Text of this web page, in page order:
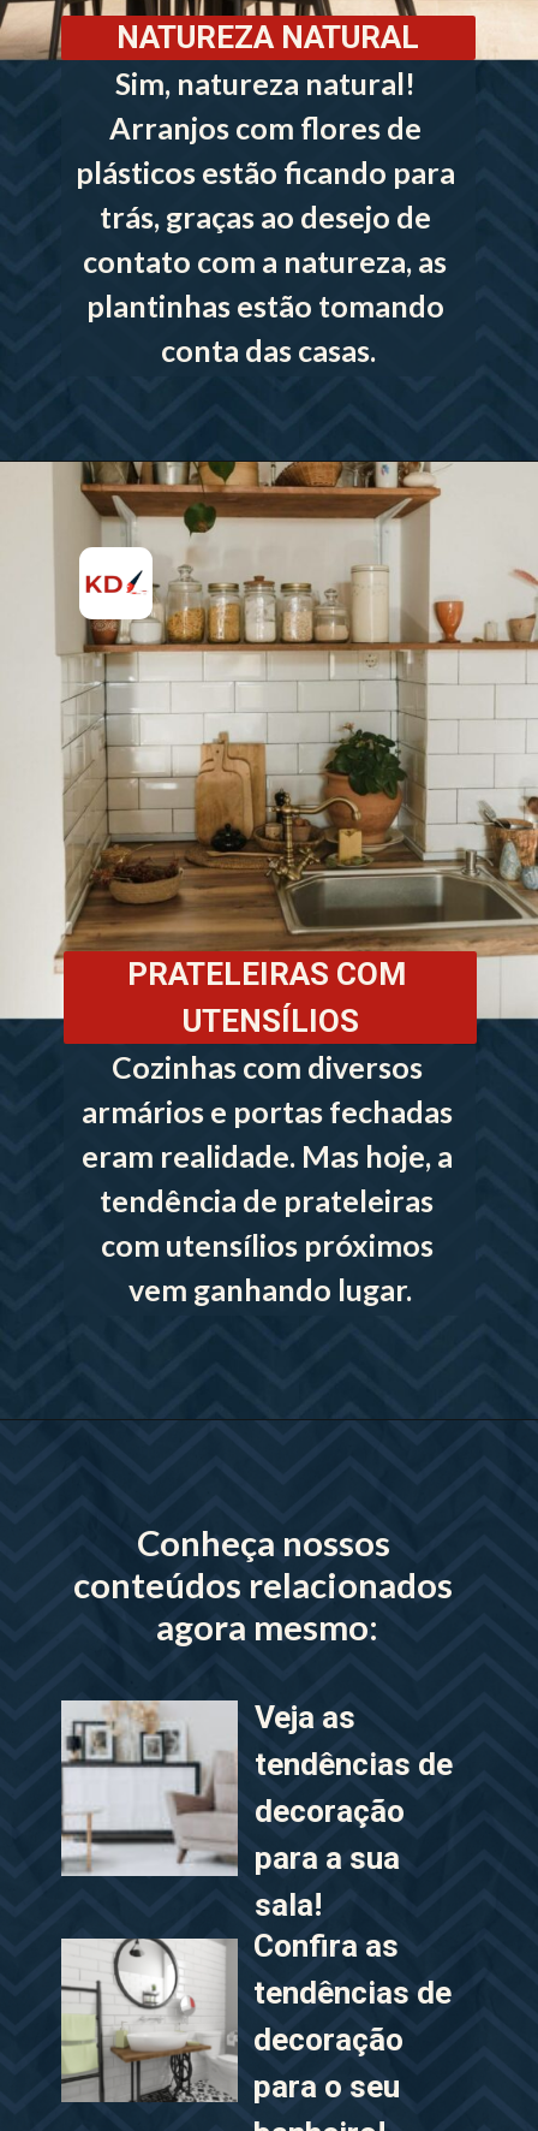
Sim, natureza natural!
Arranjos com flores de
plásticos estão ficando para
trás, graças ao desejo de
contato com a natureza, as
plantinhas estão tomando
conta das casas.
NATUREZA NATURAL
Cozinhas com diversos
armários e portas fechadas
eram realidade. Mas hoje, a
tendência de prateleiras
com utensílios próximos
vem ganhando lugar.
PRATELEIRAS COM
UTENSÍLIOS
Conheça nossos
conteúdos relacionados
agora mesmo:
Veja as
tendências de
decoração
para a sua
sala!
Confira as
tendências de
decoração
para o seu